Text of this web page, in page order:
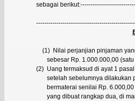
sebagai
(1) Nilai perjanjian pinjaman
sebesar Rp. 1.000.000,00
(2) Uang termaksud di ayat 1
setelah sebelumnya dilakukan
bermaterai senilai Rp.
yang dibuat rangkap dua, di